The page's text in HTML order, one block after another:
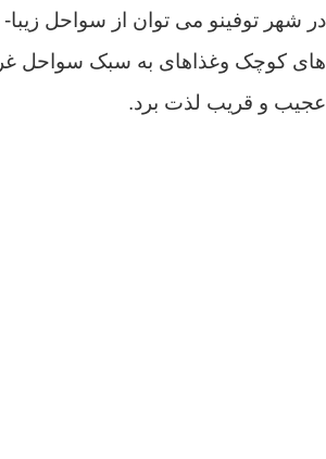
در شهر توفینو می توان از سواحل زیبا-
های کوچک وغذاهای به سبک سواحل
عجیب و قریب لذت برد.